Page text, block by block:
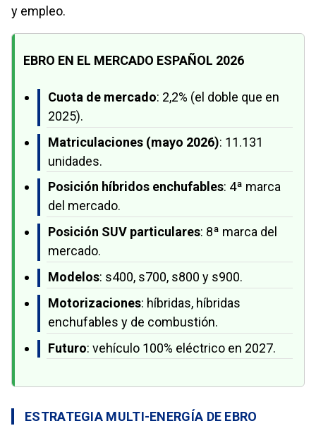
y empleo.
EBRO EN EL MERCADO ESPAÑOL 2026
Cuota de mercado: 2,2% (el doble que en
2025).
Matriculaciones (mayo 2026): 11.131
unidades.
Posición híbridos enchufables: 4ª marca
del mercado.
Posición SUV particulares: 8ª marca del
mercado.
Modelos: s400, s700, s800 y s900.
Motorizaciones: híbridas, híbridas
enchufables y de combustión.
Futuro: vehículo 100% eléctrico en 2027.
ESTRATEGIA MULTI-ENERGÍA DE EBRO